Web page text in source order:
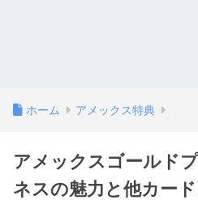
ホーム アメックス特典
アメックスゴールド
ネスの魅力と他カー